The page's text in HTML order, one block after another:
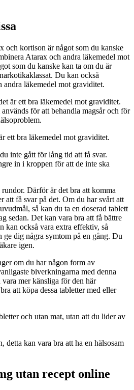
och kortison är något som du kanske
Atarax och andra läkemedel mot
som du kanske kan ta om du är
Du kan också
andra läkemedel mot graviditet.
är ett bra läkemedel mot graviditet.
för att behandla magsår och för
ett bra läkemedel mot graviditet.
inte gått för lång tid att få svar.
in i kroppen för att de inte ska
Därför är det bra att komma
att få svar på det. Om du har svårt att
så kan du ta en doserad tablett
sedan. Det kan vara bra att få bättre
kan också vara extra effektiv, så
ge dig några symtom på en gång. Du
igen.
om du har någon form av
biverkningarna med denna
mer känsliga för den här
att köpa dessa tabletter med eller
och utan mat, utan att du lider av
detta kan vara bra att ha en hälsosam
utan recept online